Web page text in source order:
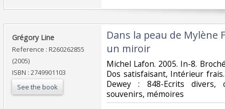
‎Grégory Line‎
Reference : R260262855
(2005)
ISBN : 2749901103
See the book
‎Dans la peau de Mylène
un miroir‎
‎Michel Lafon. 2005. In-8.
Dos satisfaisant, Intérieur
Dewey : 848-Ecrits divers,
souvenirs, mémoires‎